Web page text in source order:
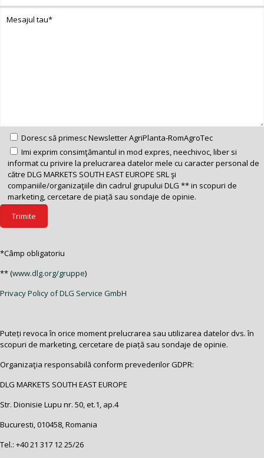
Doresc să primesc Newsletter AgriPlanta-RomAgroTec
Imi exprim consimţămantul in mod expres, neechivoc, liber si
informat cu privire la prelucrarea datelor mele cu caracter personal de
către DLG MARKETS SOUTH EAST EUROPE SRL şi
companiile/organizaţiile din cadrul grupului DLG ** in scopuri de
marketing, cercetare de piață sau sondaje de opinie.
*Câmp obligatoriu
** (www.dlg.org/gruppe)
Privacy Policy of DLG Service GmbH
Puteți revoca în orice moment prelucrarea sau utilizarea datelor dvs. în
scopuri de marketing, cercetare de piață sau sondaje de opinie.
Organizaţia responsabilă conform prevederilor GDPR:
DLG MARKETS SOUTH EAST EUROPE
Str. Dionisie Lupu nr. 50, et.1, ap.4
Bucuresti, 010458, Romania
Tel.: +40 21 317 12 25/26